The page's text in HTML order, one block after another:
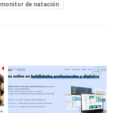
monitor de natación